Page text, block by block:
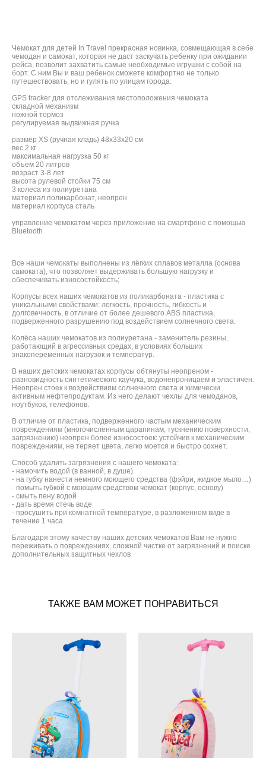
Чемокат для детей In Travel прекрасная новинка, совмещающая в себе
чемодан и самокат, которая не даст заскучать ребенку при ожидании
рейса, позволит захватить самые необходимые игрушки с собой на
борт. С ним Вы и ваш ребенок сможете комфортно не только
путешествовать, но и гулять по улицам города.
GPS tracker для отслеживания местоположения чемоката
складной механизм
ножной тормоз
регулируемая выдвижная ручка
размер XS (ручная кладь) 48х33х20 см
вес 2 кг
максимальная нагрузка 50 кг
объем 20 литров
возраст 3-8 лет
высота рулевой стойки 75 см
3 колеса из полиуретана
материал поликарбонат, неопрен
материал корпуса сталь
управление чемокатом через приложение на смартфоне с помощью
Bluetooth
Все наши чемокаты выполнены из лёгких сплавов металла (основа
самоката), что позволяет выдерживать большую нагрузку и
обеспечивать износостойкость;
Корпусы всех наших чемокатов из поликарбоната - пластика с
уникальными свойствами: легкость, прочность, гибкость и
долговечность, в отличие от более дешевого ABS пластика,
подверженного разрушению под воздействием солнечного света.
Колёса наших чемокатов из полиуретана - заменитель резины,
работающий в агрессивных средах, в условиях больших
знакопеременных нагрузок и температур.
В наших детских чемокатах корпусы обтянуты неопреном -
разновидность синтетического каучука, водонепроницаем и эластичен.
Неопрен стоек к воздействиям солнечного света и химически
активным нефтепродуктам. Из него делают чехлы для чемоданов,
ноутбуков, телефонов.
В отличие от пластика, подверженного частым механическим
повреждениям (многочисленным царапинам, тускнению поверхности,
загрязнению) неопрен более износостоек: устойчив к механическим
повреждениям, не теряет цвета, легко моется и быстро сохнет.
Способ удалить загрязнения с нашего чемоката:
- намочить водой (в ванной, в душе)
- на губку нанести немного моющего средства (фэйри, жидкое мыло…)
- помыть губкой с моющим средством чемокат (корпус, основу)
- смыть пену водой
- дать время стечь воде
- просушить при комнатной температуре, в разложенном виде в
течение 1 часа
Благодаря этому качеству наших детских чемокатов Вам не нужно
переживать о повреждениях, сложной чистке от загрязнений и поиске
дополнительных защитных чехлов
ТАКЖЕ ВАМ МОЖЕТ ПОНРАВИТЬСЯ